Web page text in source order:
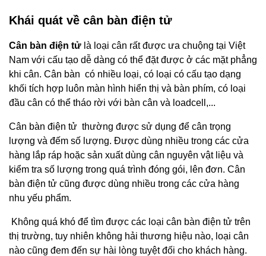
Khái quát về cân bàn điện tử
Cân bàn điện tử là loại cân rất được ưa chuộng tại Việt
Nam với cấu tạo dễ dàng có thể đặt được ở các mặt phẳng
khi cân. Cân bàn có nhiều loại, có loại có cấu tạo dạng
khối tích hợp luôn màn hình hiển thị và bàn phím, có loại
đầu cân có thể tháo rời với bàn cân và loadcell,...
Cân bàn điện tử thường được sử dụng để cân trọng
lượng và đếm số lượng. Được dùng nhiều trong các cửa
hàng lắp ráp hoặc sản xuất dùng cân nguyên vật liệu và
kiểm tra số lượng trong quá trình đóng gói, lên đơn. Cân
bàn điện tử cũng được dùng nhiều trong các cửa hàng
nhu yếu phẩm.
Không quá khó để tìm được các loại cân bàn điện tử trên
thị trường, tuy nhiên không hải thương hiệu nào, loại cân
nào cũng đem đến sự hài lòng tuyệt đối cho khách hàng.